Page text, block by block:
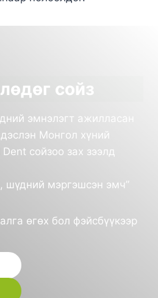
сойз
эмнэлэгт ажилласан
Монгол хүний
сойзоо зах зээлд
шүдний мэргэшсэн эмч”
өгөх бол фэйсбүүкээр